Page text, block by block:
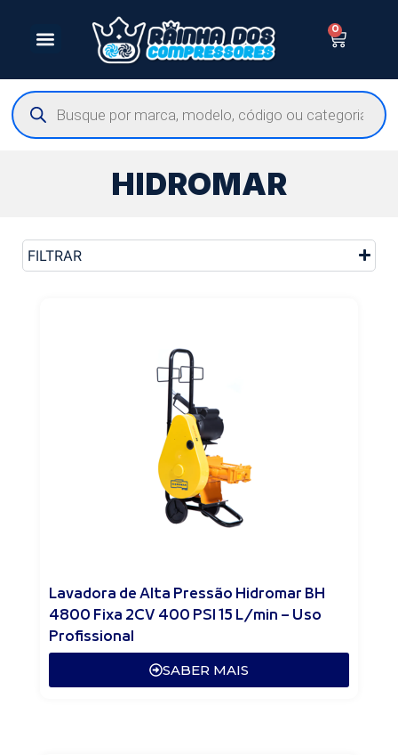
0
HIDROMAR
FILTRAR
Lavadora de Alta Pressão Hidromar BH
4800 Fixa 2CV 400 PSI 15 L/min – Uso
Profissional
SABER MAIS